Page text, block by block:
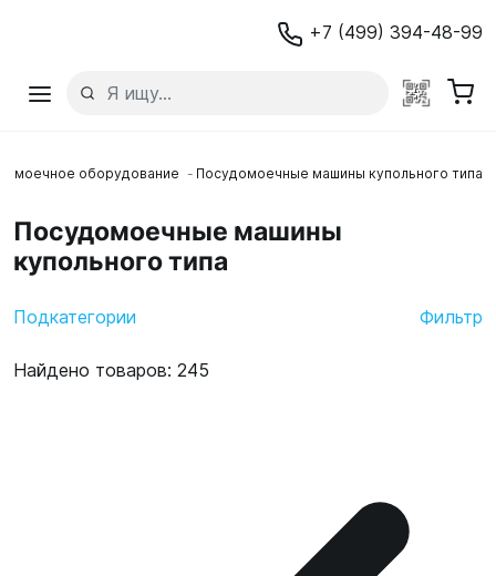
+7 (499) 394-48-99
оборудование Посудомоечные машины купольного типа
Посудомоечные машины
купольного типа
Подкатегории Фильтр
Найдено товаров: 245